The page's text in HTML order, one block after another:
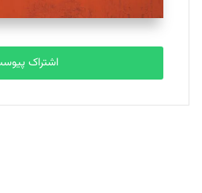
مصطفی مسجدی آرانی
تحریریه
بابک نقاش
تحریریه
اشتراک